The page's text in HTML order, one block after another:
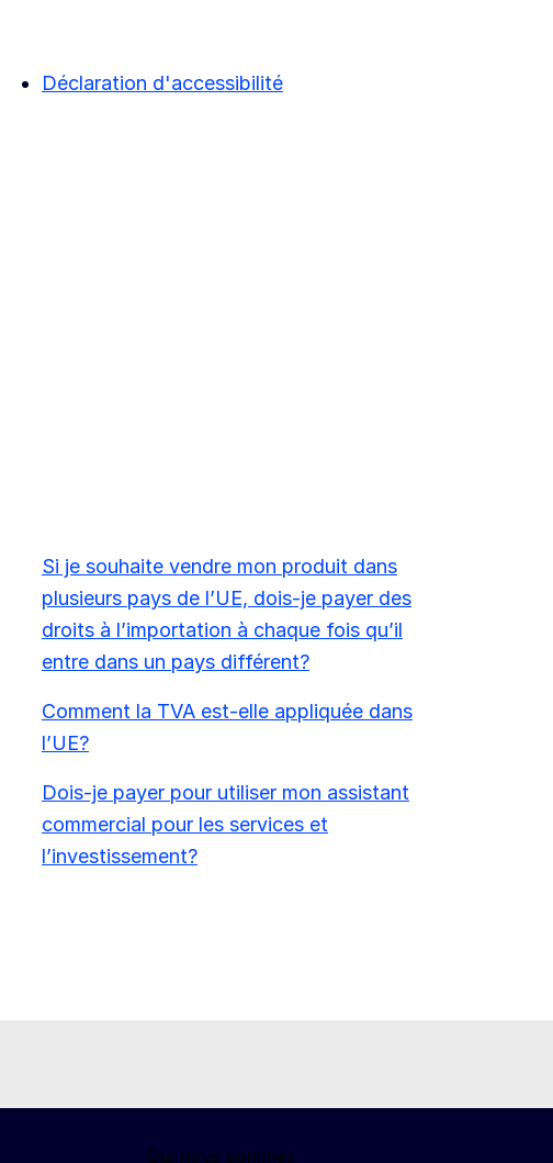
Déclaration d'accessibilité
Si je souhaite vendre mon produit dans
plusieurs pays de l’UE, dois-je payer des
droits à l’importation à chaque fois qu’il
entre dans un pays différent?
Comment la TVA est-elle appliquée dans
l’UE?
Dois-je payer pour utiliser mon assistant
commercial pour les services et
l’investissement?
Qui nous sommes